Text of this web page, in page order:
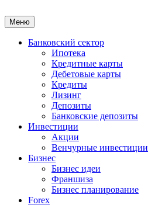
Меню
Банковский сектор
Ипотека
Кредитные карты
Дебетовые карты
Кредиты
Лизинг
Депозиты
Банковские депозиты
Инвестиции
Акции
Венчурные инвестиции
Бизнес
Бизнес идеи
Франшиза
Бизнес планирование
Forex